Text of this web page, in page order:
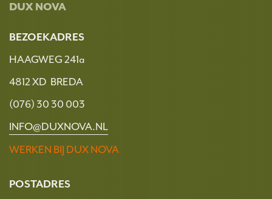
DUX NOVA
BEZOEKADRES
HAAGWEG 241a
4812 XD BREDA
(076) 30 30 003
INFO@DUXNOVA.NL
WERKEN BIJ DUX NOVA
POSTADRES